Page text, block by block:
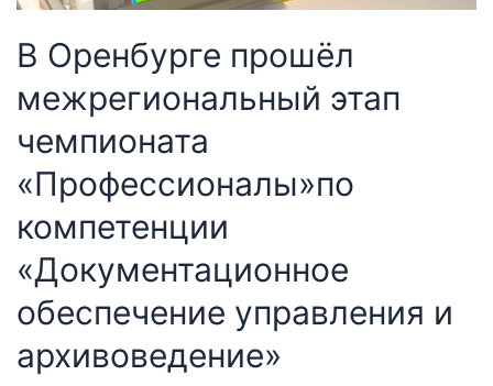
В Оренбурге прошёл
межрегиональный этап
чемпионата
«Профессионалы»по
компетенции
«Документационное
обеспечение управления и
архивоведение»